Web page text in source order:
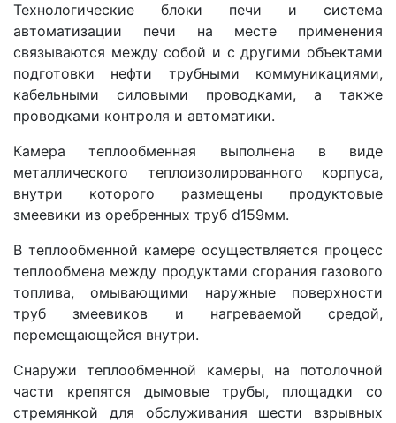
Технологические блоки печи и система
автоматизации печи на месте применения
связываются между собой и с другими объектами
подготовки нефти трубными коммуникациями,
кабельными силовыми проводками, а также
проводками контроля и автоматики.
Камера теплообменная выполнена в виде
металлического теплоизолированного корпуса,
внутри которого размещены продуктовые
змеевики из оребренных труб d159мм.
В теплообменной камере осуществляется процесс
теплообмена между продуктами сгорания газового
топлива, омывающими наружные поверхности
труб змеевиков и нагреваемой средой,
перемещающейся внутри.
Снаружи теплообменной камеры, на потолочной
части крепятся дымовые трубы, площадки со
стремянкой для обслуживания шести взрывных